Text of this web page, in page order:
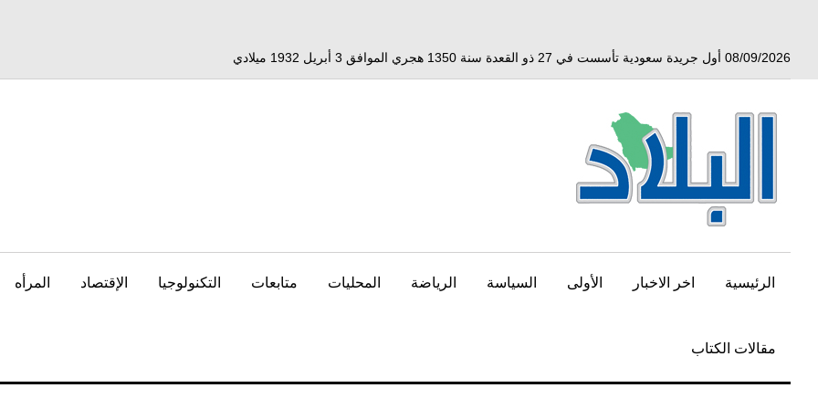
08/09/2026 أول جريدة سعودية تأسست في 27 ذو القعدة سنة 1350 هجري الموافق 3 أبريل 1932 ميلادي
الرئيسية اخر الاخبار الأولى السياسة الرياضة المحليات متابعات التكنولوجيا الإقتصاد المرأه
مقالات الكتاب